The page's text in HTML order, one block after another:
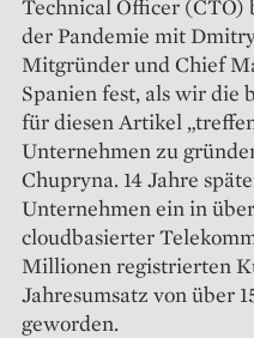
Technical Officer
der Pandemie mit
Mitgründer und Chief
Spanien fest, als wir
für diesen Artikel
Unternehmen zu
Chupryna. 14 Jahre
Unternehmen ein in
cloudbasierter
Millionen registrierten
Jahresumsatz von über
geworden.